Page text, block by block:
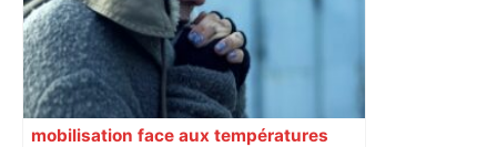
mobilisation face aux températures